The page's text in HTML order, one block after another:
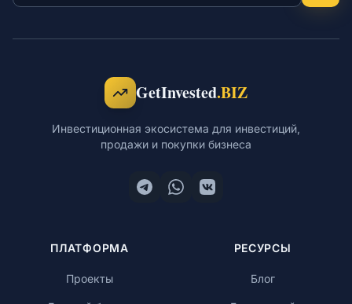
GetInvested.BIZ
Инвестиционная экосистема для инвестиций,
продажи и покупки бизнеса
ПЛАТФОРМА
Проекты
РЕСУРСЫ
Блог